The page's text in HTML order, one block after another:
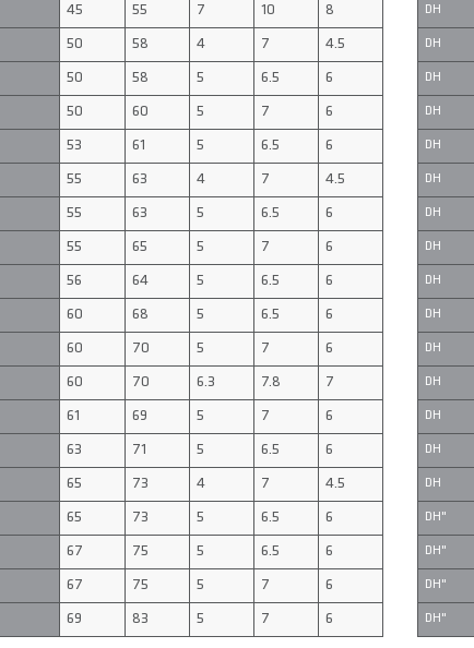
45 55 7 10 8
50 58 4 7 4.5
50 58 5 6.5 6
50 60 5 7 6
53 61 5 6.5 6
55 63 4 7 4.5
55 63 5 6.5 6
55 65 5 7 6
56 64 5 6.5 6
60 68 5 6.5 6
60 70 5 7 6
60 70 6.3 7.8 7
61 69 5 7 6
63 71 5 6.5 6
65 73 4 7 4.5
65 73 5 6.5 6
67 75 5 6.5 6
67 75 5 7 6
69 83 5 7 6
DH
DH
DH
DH
DH
DH
DH
DH
DH
DH
DH
DH
DH
DH
DH
DH"
DH"
DH"
DH"